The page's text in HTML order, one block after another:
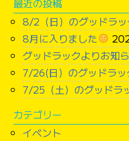
8/2（日）のグッドラッ
8月に入りました
グッドラックよりお知
7/26(日）のグッドラッ
7/25（土）のグッドラ
カテゴリー
イベント